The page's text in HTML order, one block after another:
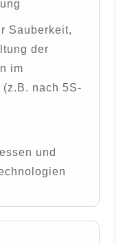
Sauberkeit,
der
im
nach 5S-
und